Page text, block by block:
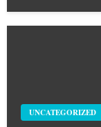
UNCATEGORIZED